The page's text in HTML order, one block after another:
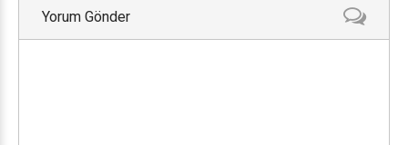
Yorum Gönder